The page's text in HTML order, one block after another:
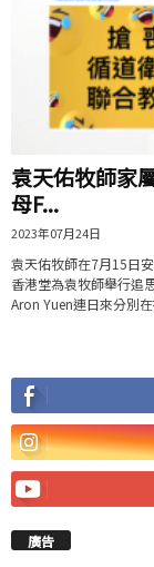
袁天佑牧師家
母F...
2023年07月24日
袁天佑牧師在7月15日
香港堂為袁牧師舉行追
Aron Yuen連日來分別
廣告